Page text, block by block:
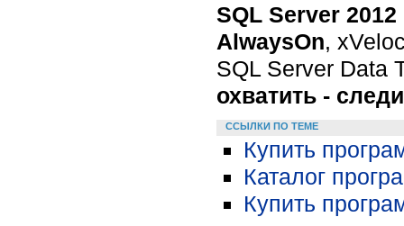
SQL Server 2012
AlwaysOn,
SQL Server Data
охватить -
ССЫЛКИ ПО ТЕМЕ
Купить
Каталог
Купить